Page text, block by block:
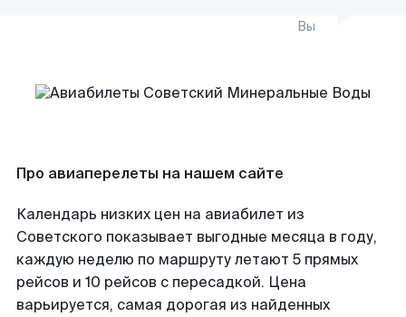
Вы
Про авиаперелеты на нашем сайте
Календарь низких цен на авиабилет из
Советского показывает выгодные месяца в году,
каждую неделю по маршруту летают 5 прямых
рейсов и 10 рейсов с пересадкой. Цена
варьируется, самая дорогая из найденных